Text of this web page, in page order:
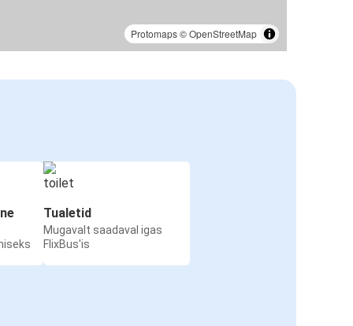
Protomaps©OpenStreetMap
Tualetid
Mugavalt saadaval igas
FlixBus'is